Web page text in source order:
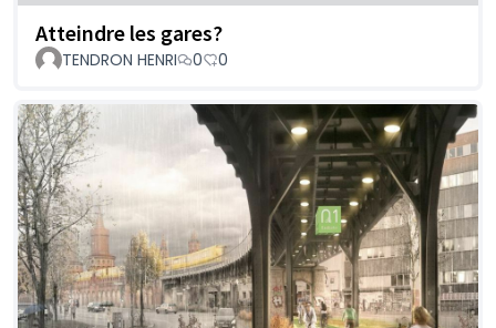
Atteindre les gares?
TENDRON HENRI 0 0